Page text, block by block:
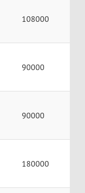
108000
90000
90000
180000